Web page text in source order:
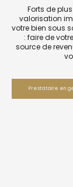
Forts de
valorisation
votre bien sous
: faire de
source de
Prestataire en